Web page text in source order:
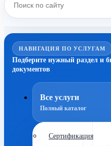
НАВИГАЦИЯ ПО УСЛУГАМ
Подберите нужный раздел и
документов
Все услуги
Полный каталог
Сертификация